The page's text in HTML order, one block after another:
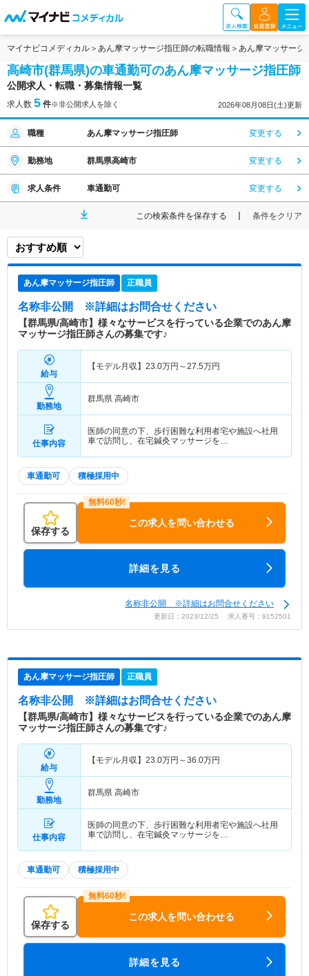
マイナビコメディカル あん摩マッサージ指圧師の転職情報 あん摩マッサージ
高崎市(群馬県)の車通勤可のあん摩マッサージ指圧師
公開求人・転職・募集情報一覧
求人数 5 件※非公開求人を除く 2026年08月08日(土)更新
職種 あん摩マッサージ指圧師 変更する
勤務地 群馬県高崎市 変更する
求人条件 車通勤可 変更する
この検索条件を保存する 条件をクリア
あん摩マッサージ指圧師 正職員
名称非公開 ※詳細はお問合せください
【群馬県/高崎市】様々なサービスを行っている企業でのあん摩
マッサージ指圧師さんの募集です♪
給与
【モデル月収】 23.0万円～27.5万円
勤務地
群馬県 高崎市
仕事内容
医師の同意の下、歩行困難な利用者宅や施設へ社用
車で訪問し、在宅鍼灸マッサージを…
車通勤可 積極採用中
保存する
この求人を問い合わせる
詳細を見る
名称非公開 ※詳細はお問合せください
更新日：2023/12/25 求人番号：9152501
あん摩マッサージ指圧師 正職員
名称非公開 ※詳細はお問合せください
【群馬県/高崎市】様々なサービスを行っている企業でのあん摩
マッサージ指圧師さんの募集です♪
給与
【モデル月収】 23.0万円～36.0万円
勤務地
群馬県 高崎市
仕事内容
医師の同意の下、歩行困難な利用者宅や施設へ社用
車で訪問し、在宅鍼灸マッサージを…
車通勤可 積極採用中
保存する
この求人を問い合わせる
詳細を見る